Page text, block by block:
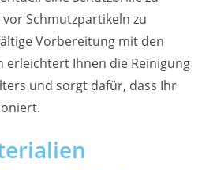
Schmutzpartikeln zu
Vorbereitung mit den
erleichtert Ihnen die Reinigung
und sorgt dafür, dass Ihr